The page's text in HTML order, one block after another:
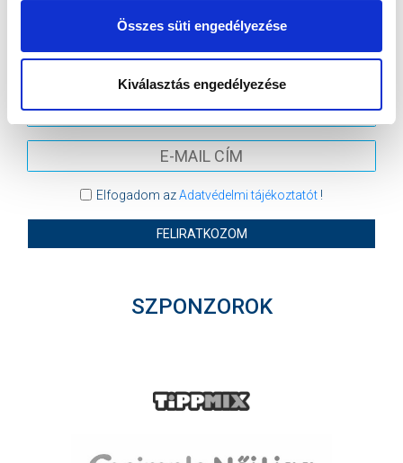
Összes süti engedélyezése
Kiválasztás engedélyezése
hírlevelünkre:
Elfogadom azAdatvédelmi tájékoztatót!
FELIRATKOZOM
SZPONZOROK